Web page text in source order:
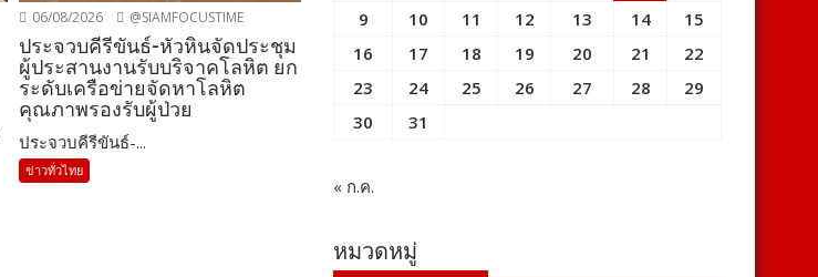
06/08/2026 @SIAMFOCUSTIME
ประจวบคีรีขันธ์-หัวหินจัดประชุม
ผู้ประสานงานรับบริจาคโลหิต ยก
ระดับเครือข่ายจัดหาโลหิต
คุณภาพรองรับผู้ป่วย
ประจวบคีรีขันธ์-...
ข่าวทั่วไทย
9
10 11 12 13 14
15
16
17 18 19 20 21
22
23
24 25 26 27 28
29
30
31
« ก.ค.
หมวดหมู่